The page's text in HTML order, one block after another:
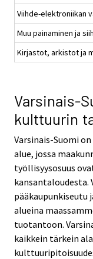
Viihde-elektroniikan
Muu painaminen ja
Kirjastot, arkistot ja
Varsinais-
kulttuurin
Varsinais-Suomi
alue, jossa
työllisyysosuus
kansantaloudesta.
pääkaupunkiseutu
alueina
tuotantoon.
kaikkein tärkein